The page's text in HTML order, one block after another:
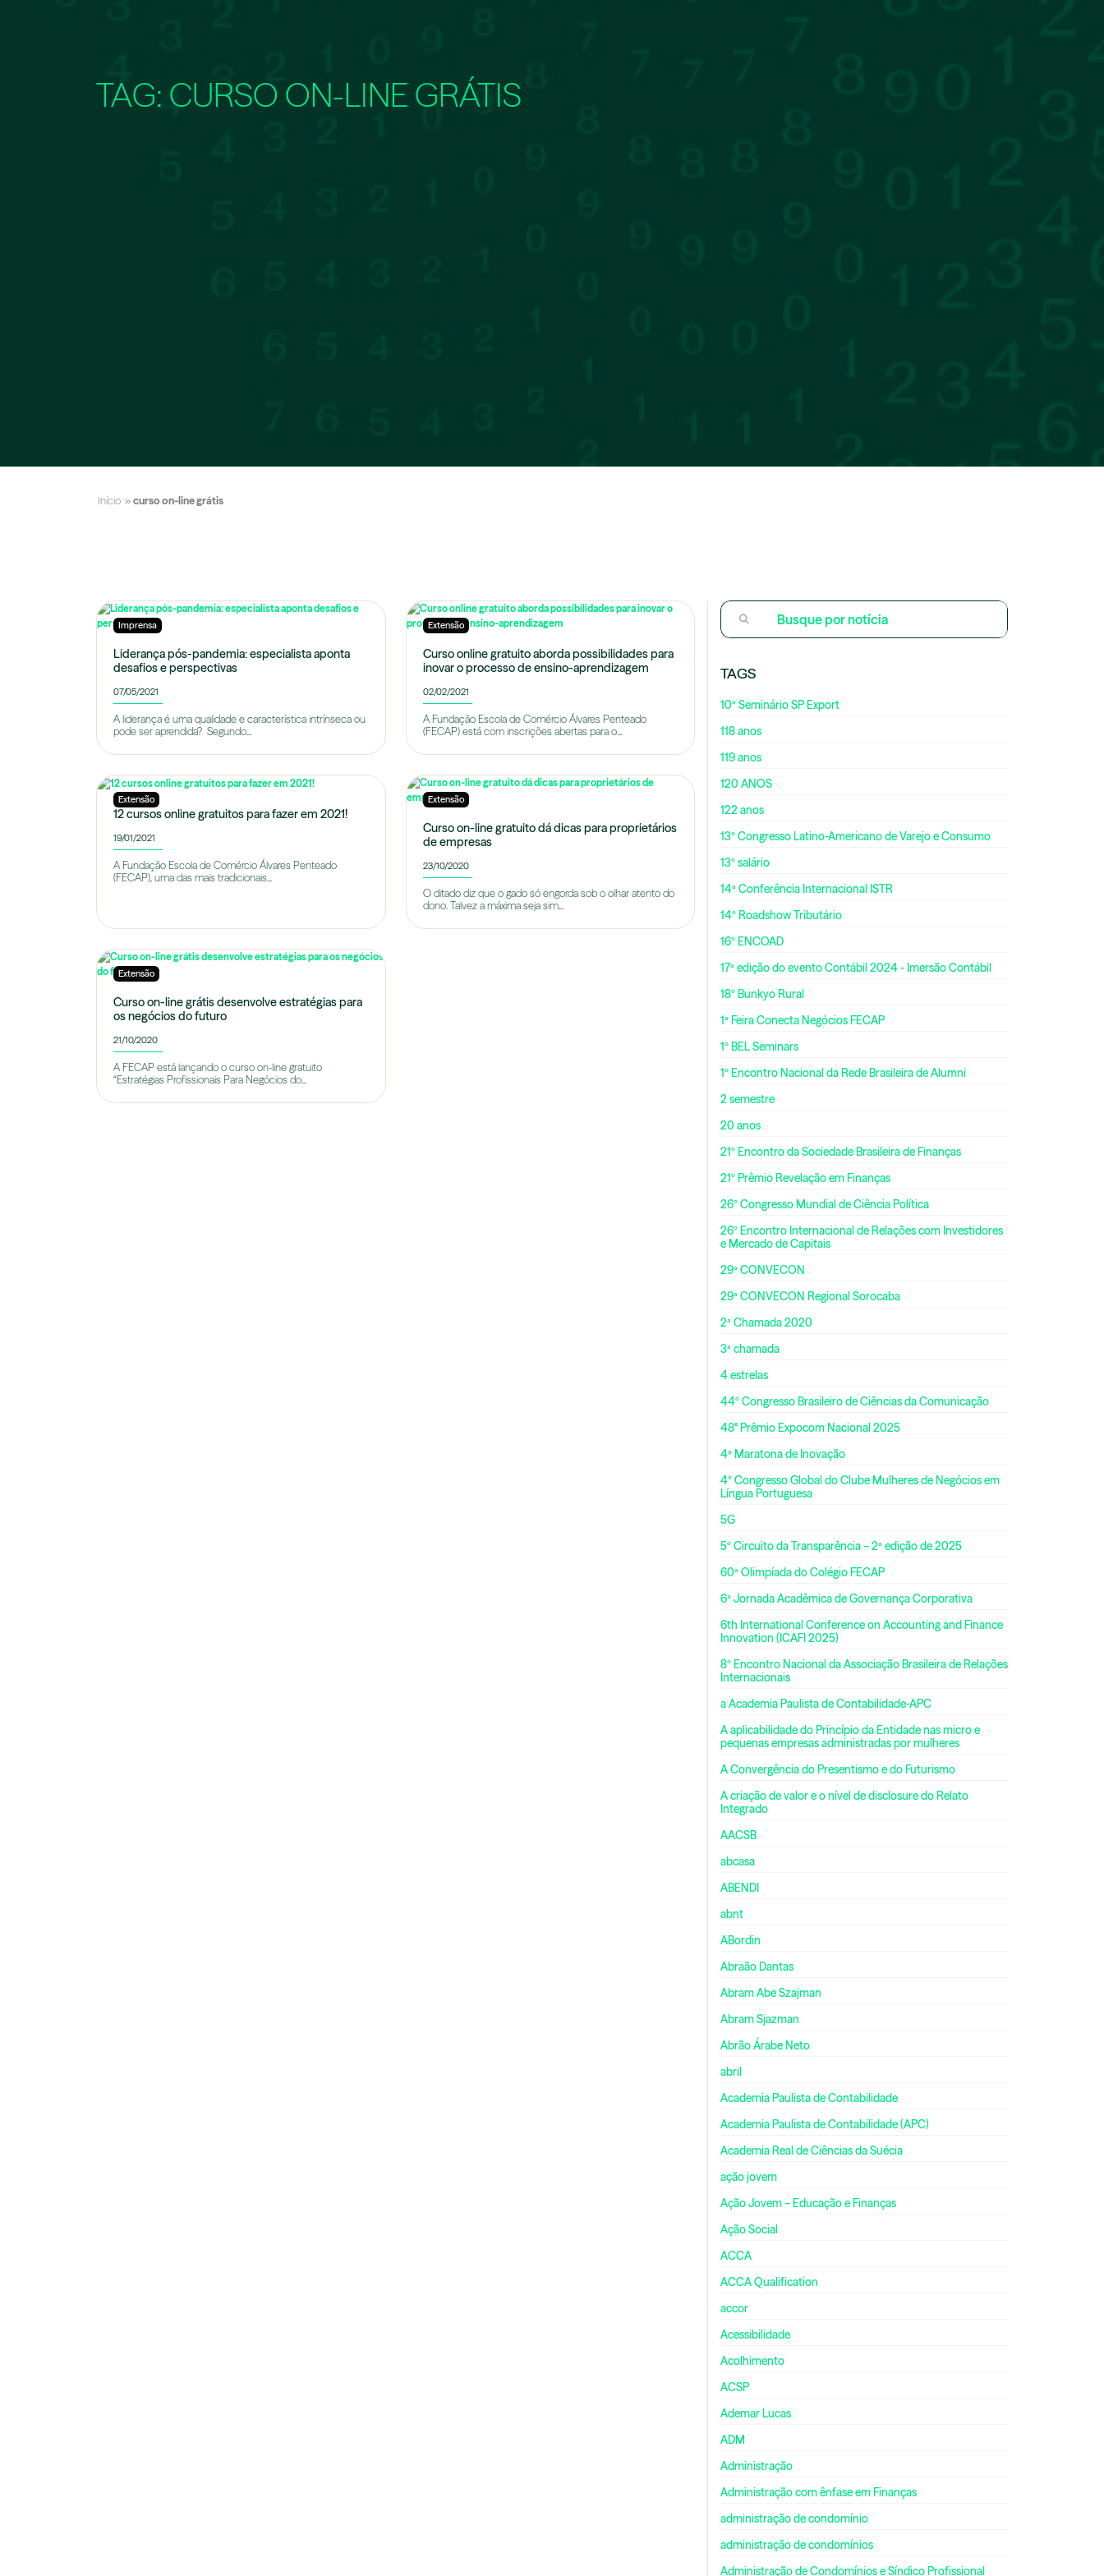
TAG: CURSO ON-LINE GRÁTIS
Início » curso on-line grátis
Imprensa
Liderança pós-pandemia: especialista aponta
desafios e perspectivas
07/05/2021
A liderança é uma qualidade e característica intrínseca ou
pode ser aprendida? Segundo...
Extensão
Curso online gratuito aborda possibilidades para
inovar o processo de ensino-aprendizagem
02/02/2021
A Fundação Escola de Comércio Álvares Penteado
(FECAP) está com inscrições abertas para o...
Extensão
12 cursos online gratuitos para fazer em 2021!
19/01/2021
A Fundação Escola de Comércio Álvares Penteado
(FECAP), uma das mais tradicionais...
Extensão
Curso on-line gratuito dá dicas para proprietários
de empresas
23/10/2020
O ditado diz que o gado só engorda sob o olhar atento do
dono. Talvez a máxima seja sim...
Extensão
Curso on-line grátis desenvolve estratégias para
os negócios do futuro
21/10/2020
A FECAP está lançando o curso on-line gratuito
“Estratégias Profissionais Para Negócios do...
TAGS
10º Seminário SP Export
118 anos
119 anos
120 ANOS
122 anos
13º Congresso Latino-Americano de Varejo e Consumo
13º salário
14ª Conferência Internacional ISTR
14º Roadshow Tributário
16º ENCOAD
17ª edição do evento Contábil 2024 - Imersão Contábil
18º Bunkyo Rural
1ª Feira Conecta Negócios FECAP
1º BEL Seminars
1º Encontro Nacional da Rede Brasileira de Alumni
2 semestre
20 anos
21º Encontro da Sociedade Brasileira de Finanças
21º Prêmio Revelação em Finanças
26º Congresso Mundial de Ciência Política
26º Encontro Internacional de Relações com Investidores
e Mercado de Capitais
29ª CONVECON
29ª CONVECON Regional Sorocaba
2ª Chamada 2020
3ª chamada
4 estrelas
44º Congresso Brasileiro de Ciências da Comunicação
48° Prêmio Expocom Nacional 2025
4ª Maratona de Inovação
4º Congresso Global do Clube Mulheres de Negócios em
Língua Portuguesa
5G
5º Circuito da Transparência – 2ª edição de 2025
60ª Olimpíada do Colégio FECAP
6ª Jornada Acadêmica de Governança Corporativa
6th International Conference on Accounting and Finance
Innovation (ICAFI 2025)
8º Encontro Nacional da Associação Brasileira de Relações
Internacionais
a Academia Paulista de Contabilidade-APC
A aplicabilidade do Princípio da Entidade nas micro e
pequenas empresas administradas por mulheres
A Convergência do Presentismo e do Futurismo
A criação de valor e o nível de disclosure do Relato
Integrado
AACSB
abcasa
ABENDI
abnt
ABordin
Abraão Dantas
Abram Abe Szajman
Abram Sjazman
Abrão Árabe Neto
abril
Academia Paulista de Contabilidade
Academia Paulista de Contabilidade (APC)
Academia Real de Ciências da Suécia
ação jovem
Ação Jovem – Educação e Finanças
Ação Social
ACCA
ACCA Qualification
accor
Acessibilidade
Acolhimento
ACSP
Ademar Lucas
ADM
Administração
Administração com ênfase em Finanças
administração de condomínio
administração de condomínios
Administração de Condomínios e Síndico Profissional